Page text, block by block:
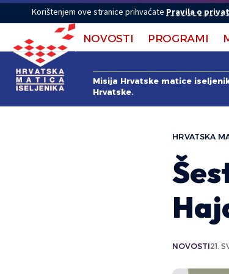
Korištenjem ove stranice prihvaćate Pravila o
NOVOSTI PROGRAMI
Misija Hrvatske matice
Hrvatske.
HRVATSKA
NOVOSTI21.